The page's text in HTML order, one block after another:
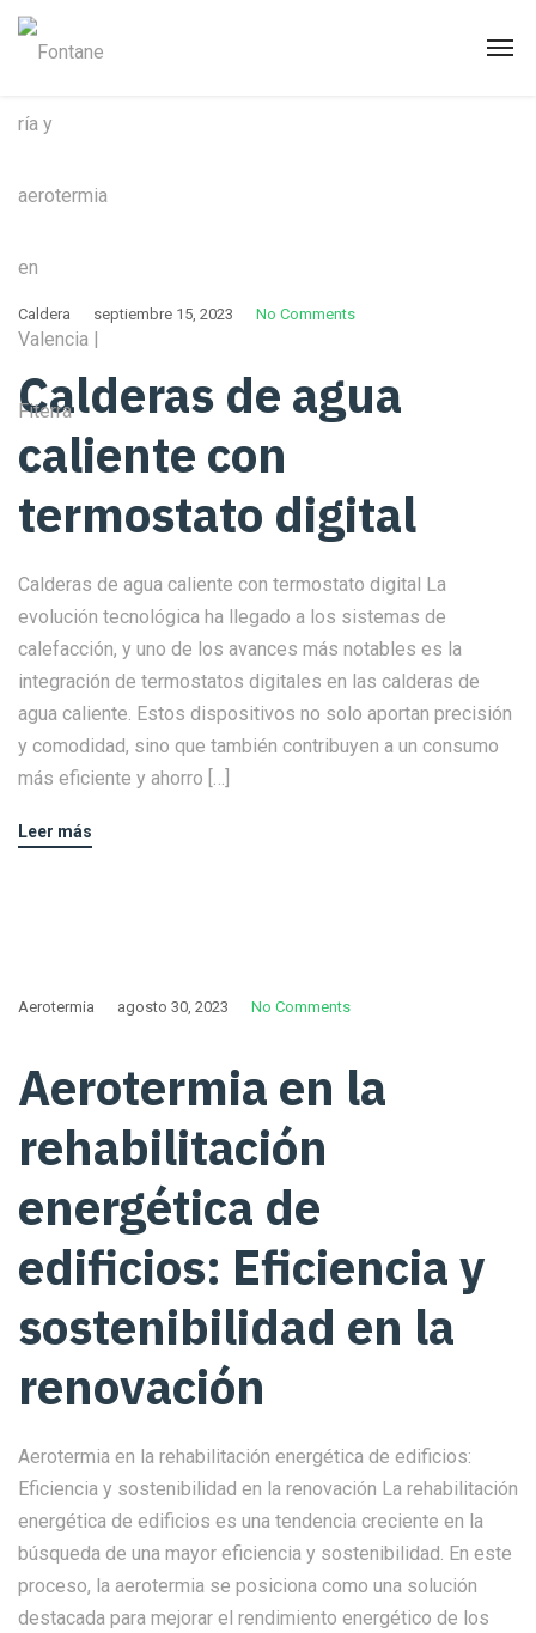
Caldera septiembre 15, 2023 No Comments
Calderas de agua
caliente con
termostato digital
Calderas de agua caliente con termostato digital La
evolución tecnológica ha llegado a los sistemas de
calefacción, y uno de los avances más notables es la
integración de termostatos digitales en las calderas de
agua caliente. Estos dispositivos no solo aportan precisión
y comodidad, sino que también contribuyen a un consumo
más eficiente y ahorro […]
Leer más
Aerotermia agosto 30, 2023 No Comments
Aerotermia en la
rehabilitación
energética de
edificios: Eficiencia y
sostenibilidad en la
renovación
Aerotermia en la rehabilitación energética de edificios:
Eficiencia y sostenibilidad en la renovación La rehabilitación
energética de edificios es una tendencia creciente en la
búsqueda de una mayor eficiencia y sostenibilidad. En este
proceso, la aerotermia se posiciona como una solución
destacada para mejorar el rendimiento energético de los